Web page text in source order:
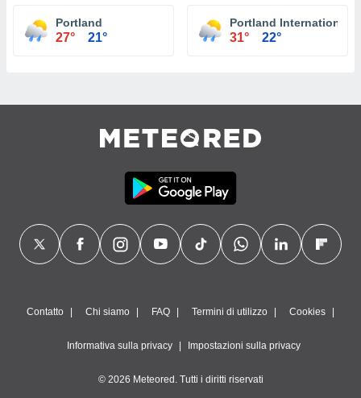
Portland
27° 21°
Portland International
31° 22°
Contatto Chi siamo FAQ Termini di utilizzo Cookies
Informativa sulla privacy Impostazioni sulla privacy
© 2026 Meteored. Tutti i diritti riservati